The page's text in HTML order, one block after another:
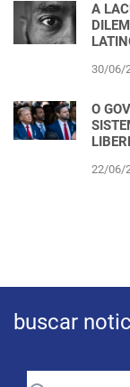
A
30/06/
O
22/06/
buscar